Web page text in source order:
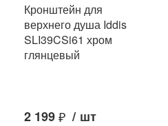
Кронштейн для
верхнего душа Iddis
SLI39CSi61 хром
глянцевый
2 199₽ / шт